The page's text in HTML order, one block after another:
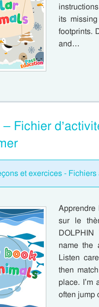
its
footprints.
and…
Fichier
et exercices -
Apprendre
sur le
name the
Listen
then
place.
often jump